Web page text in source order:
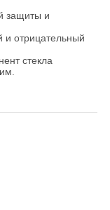
защиты и
и отрицательный
стекла